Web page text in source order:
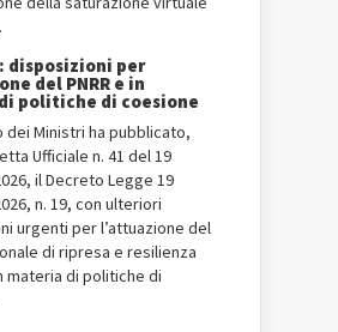
disposizioni per
del PNRR e in
politiche di coesione
dei Ministri ha pubblicato,
Ufficiale n. 41 del 19
il Decreto Legge 19
n. 19, con ulteriori
urgenti per l’attuazione del
di ripresa e resilienza
materia di politiche di